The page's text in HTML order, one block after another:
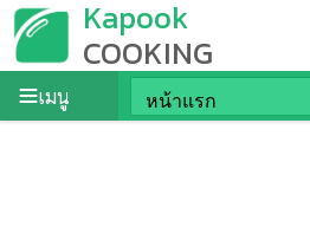
Kapook
COOKING
เมนู